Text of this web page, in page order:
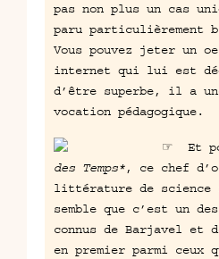
pas non plus un cas
paru particulièrement
Vous pouvez jeter un
internet qui lui est
d’être superbe, il a
vocation pédagogique.
☞ Et
des Temps*, ce chef
littérature de
semble que c’est un
connus de Barjavel et
en premier parmi ceux